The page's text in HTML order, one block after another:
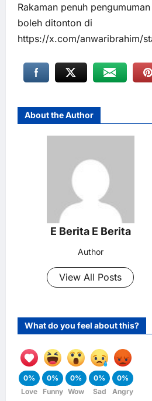
Rakaman penuh pengumuman
boleh ditonton di
https://x.com/anwaribrahim/
About the Author
E Berita E Berita
Author
View All Posts
What do you feel about this?
0%
Love
0%
Funny
0%
Wow
0%
Sad
0%
Angry